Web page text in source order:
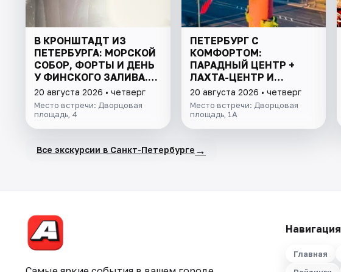
В КРОНШТАДТ ИЗ
ПЕТЕРБУРГА: МОРСКОЙ
СОБОР, ФОРТЫ И ДЕНЬ
У ФИНСКОГО ЗАЛИВА.
ВСЁ ВКЛЮЧЕНО
20 августа 2026 • четверг
Место встречи: Дворцовая
площадь, 4
ПЕТЕРБУРГ С
КОМФОРТОМ:
ПАРАДНЫЙ ЦЕНТР +
ЛАХТА-ЦЕНТР И
ФИНСКИЙ ЗАЛИВ
20 августа 2026 • четверг
Место встречи: Дворцовая
площадь, 1А
Все экскурсии в Санкт-Петербурге →
Навигация
Главная